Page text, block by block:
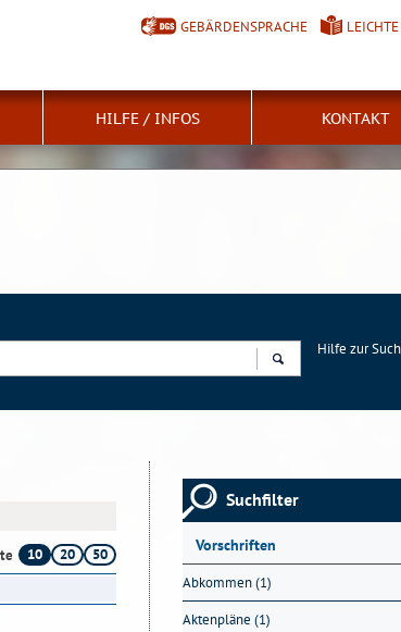
GEBÄRDENSPRACHE
HILFE / INFOS KONTAKT
Hilfe zur
10 20
50
Suchfilter
Vorschriften
Abkommen (1)
Aktenpläne (1)